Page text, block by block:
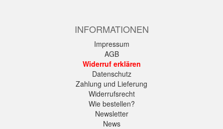
INFORMATIONEN
Impressum
AGB
Widerruf erklären
Datenschutz
Zahlung und Lieferung
Widerrufsrecht
Wie bestellen?
Newsletter
News